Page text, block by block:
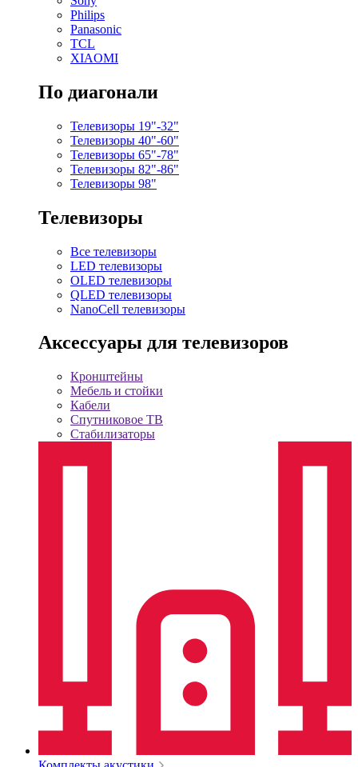
Philips
Panasonic
TCL
XIAOMI
По диагонали
Телевизоры 19"-32"
Телевизоры 40"-60"
Телевизоры 65"-78"
Телевизоры 82"-86"
Телевизоры 98"
Телевизоры
Все телевизоры
LED телевизоры
OLED телевизоры
QLED телевизоры
NanoCell телевизоры
Аксессуары для телевизоров
Кронштейны
Мебель и стойки
Кабели
Спутниковое ТВ
Стабилизаторы